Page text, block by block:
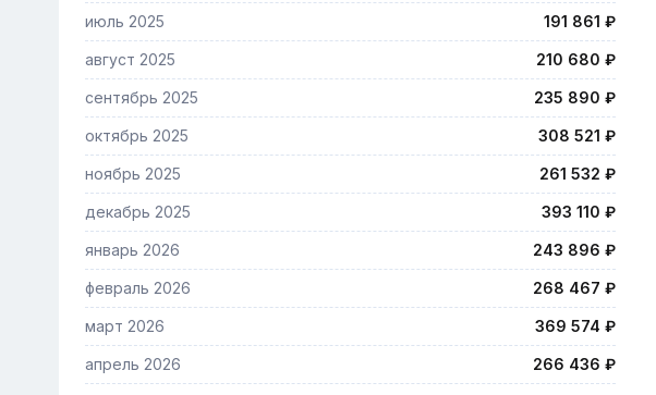
июль 2025 191 861 ₽
август 2025 210 680 ₽
сентябрь 2025 235 890 ₽
октябрь 2025 308 521 ₽
ноябрь 2025 261 532 ₽
декабрь 2025 393 110 ₽
январь 2026 243 896 ₽
февраль 2026 268 467 ₽
март 2026 369 574 ₽
апрель 2026 266 436 ₽